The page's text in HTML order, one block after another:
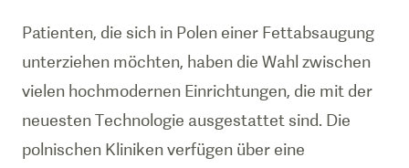
Patienten, die sich in Polen einer Fettabsaugung
unterziehen möchten, haben die Wahl zwischen
vielen hochmodernen Einrichtungen, die mit der
neuesten Technologie ausgestattet sind. Die
polnischen Kliniken verfügen über eine